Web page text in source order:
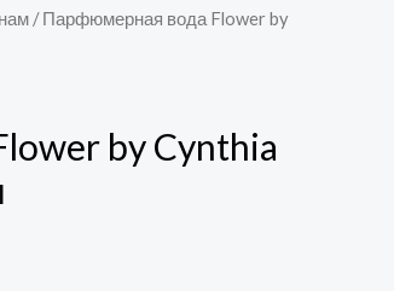
/ Парфюмерная вода Flower by
by Cynthia